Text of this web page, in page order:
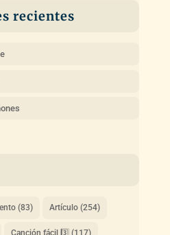
recientes
(83) Artículo(254)